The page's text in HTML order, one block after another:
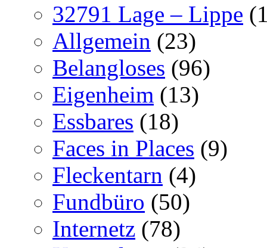
32791 Lage – Lippe
Allgemein (23)
Belangloses (96)
Eigenheim (13)
Essbares (18)
Faces in Places (9)
Fleckentarn (4)
Fundbüro (50)
Internetz (78)